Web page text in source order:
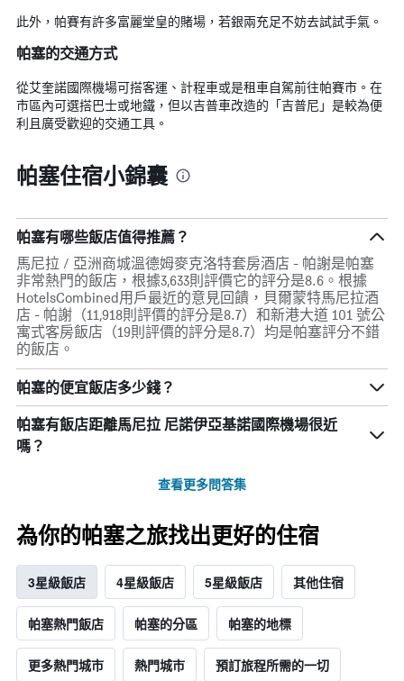
此外，帕賽有許多富麗堂皇的賭場，若銀兩充足不妨去試試手氣。
帕塞的交通方式
從艾奎諾國際機場可搭客運、計程車或是租車自駕前往帕賽市。在
市區內可選搭巴士或地鐵，但以吉普車改造的「吉普尼」是較為便
利且廣受歡迎的交通工具。
帕塞住宿小錦囊
帕塞有哪些飯店值得推薦？
馬尼拉 / 亞洲商城溫德姆麥克洛特套房酒店 - 帕謝是帕塞
非常熱門的飯店，根據3,633則評價它的評分是8.6。根據
HotelsCombined用戶最近的意見回饋，貝爾蒙特馬尼拉酒
店 - 帕謝（11,918則評價的評分是8.7）和新港大道 101 號公
寓式客房飯店（19則評價的評分是8.7）均是帕塞評分不錯
的飯店。
帕塞的便宜飯店多少錢？
帕塞​有飯店距離馬尼拉 尼諾伊亞基諾國際機場​很近
嗎？
查看更多問答集
為你的帕塞之旅找出更好的住宿
3星級飯店 4星級飯店 5星級飯店 其他住宿
帕塞熱門飯店 帕塞的分區 帕塞的地標
更多熱門城市 熱門城市 預訂旅程所需的一切